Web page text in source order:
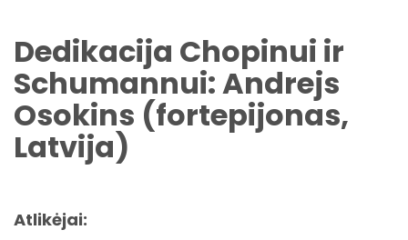
Dedikacija Chopinui ir
Schumannui: Andrejs
Osokins (fortepijonas,
Latvija)
Atlikėjai: